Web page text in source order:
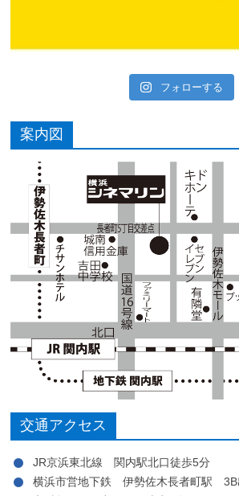
フォローする
案内図
交通アクセス
JR京浜東北線 関内駅北口徒歩5分
横浜市営地下鉄 伊勢佐木長者町駅 3B